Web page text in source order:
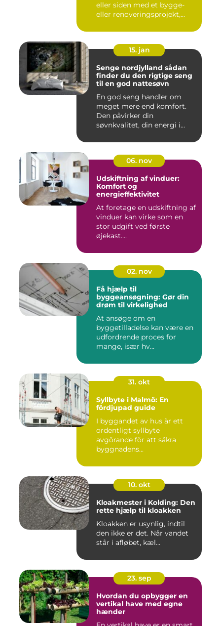
eller siden med et bygge-
eller renoveringsprojekt,...
15. jan
Senge nordjylland sådan
finder du den rigtige seng
til en god nattesøvn
En god seng handler om
meget mere end komfort.
Den påvirker din
søvnkvalitet, din energi i
06. nov
Udskiftning af vinduer:
Komfort og
energieffektivitet
At foretage en udskiftning af
vinduer kan virke som en
stor udgift ved første
øjekast....
02. nov
Få hjælp til
byggeansøgning: Gør din
drøm til virkelighed
At ansøge om en
byggetilladelse kan være en
udfordrende proces for
mange, især hv...
31. okt
Syllbyte i Malmö: En
fördjupad guide
I byggandet av hus är ett
ordentligt syllbyte
avgörande för att säkra
byggnadens...
10. okt
Kloakmester i Kolding: Den
rette hjælp til kloakken
Kloakken er usynlig, indtil
den ikke er det. Når vandet
står i afløbet, kæl...
23. sep
Hvordan du opbygger en
vertikal have med egne
hænder